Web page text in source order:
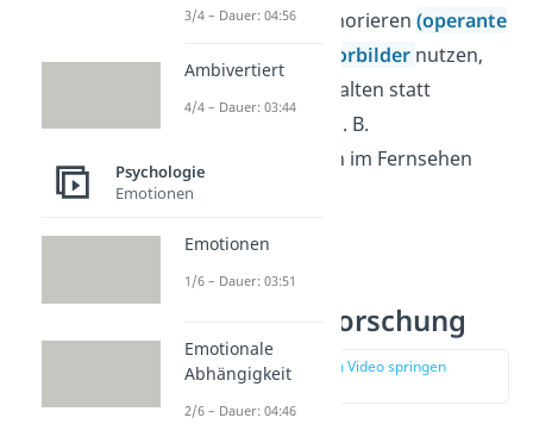
durch Loben und Ignorieren (operante
Vorbilder nutzen,
die prosoziales Verhalten statt
Aggression zeigen; z. B.
Gewaltdarstellungen im Fernsehen
vermeiden
Aktuelle
Aggressionsforschung
zur Stelle im Video springen
(04:53)
3/4 – Dauer: 04:56
Ambivertiert
4/4 – Dauer: 03:44
Psychologie
Emotionen
Emotionen
1/6 – Dauer: 03:51
Emotionale
Abhängigkeit
2/6 – Dauer: 04:46